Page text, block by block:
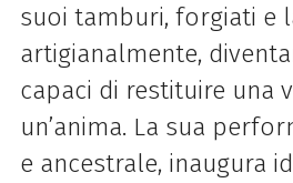
suoi tamburi, forgiati e
artigianalmente,
capaci di restituire una
un’anima. La sua
e ancestrale, inaugura